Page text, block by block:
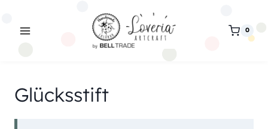
0
Glücksstift